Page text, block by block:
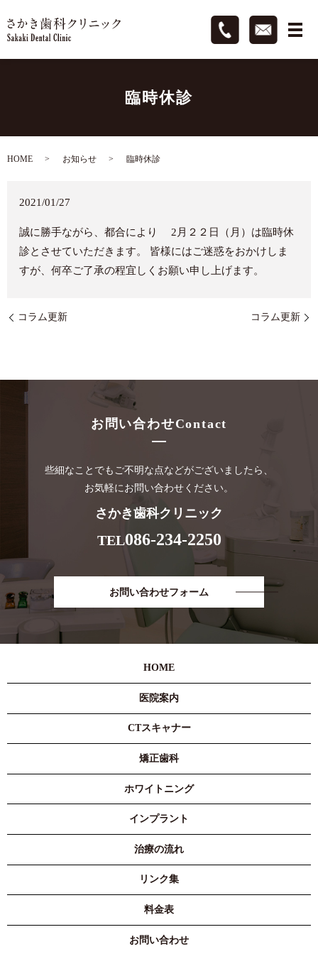
臨時休診
HOME お知らせ 臨時休診
2021/01/27
誠に勝手ながら、都合により 2月２２日（月）は臨時休
診とさせていただきます。 皆様にはご迷惑をおかけしま
すが、何卒ご了承の程宜しくお願い申し上げます。
コラム更新 コラム更新
お問い合わせContact
些細なことでもご不明な点などがございましたら、
お気軽にお問い合わせください。
さかき歯科クリニック
TEL086-234-2250
お問い合わせフォーム
HOME
医院案内
CTスキャナー
矯正歯科
ホワイトニング
インプラント
治療の流れ
リンク集
料金表
お問い合わせ